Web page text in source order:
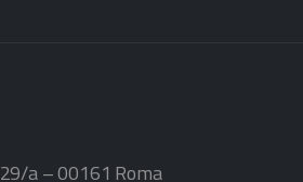
a – 00161 Roma